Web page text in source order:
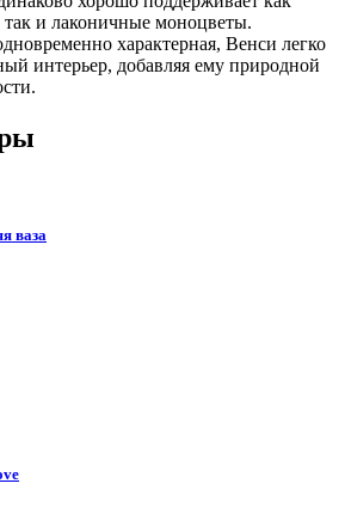
и лаконичные моноцветы.
характерная, Венси легко
интерьер, добавляя ему природной
ваза